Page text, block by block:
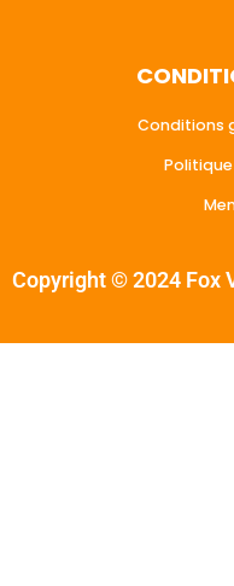
Conditions
Copyright © 2024 Fox